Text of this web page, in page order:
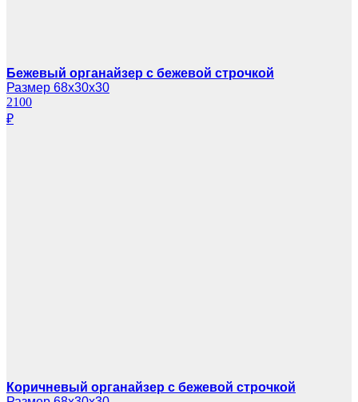
Бежевый органайзер с бежевой строчкой
Размер 68х30х30
2100
₽
Коричневый органайзер с бежевой строчкой